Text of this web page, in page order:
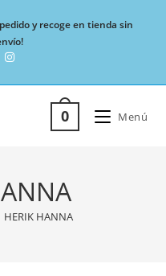
y recoge en tienda sin
0 Menú
HERIK HANNA